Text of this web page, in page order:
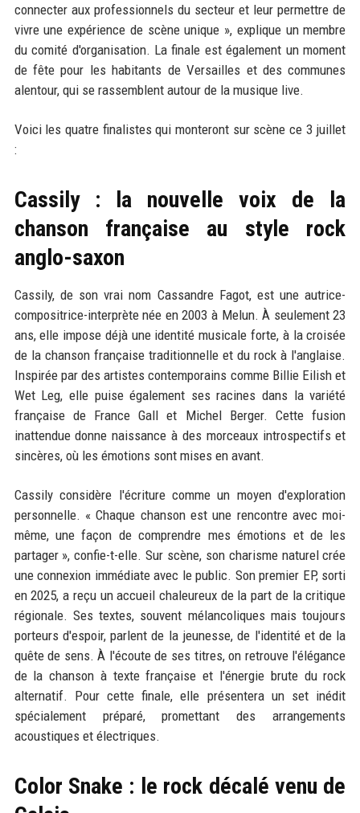
connecter aux professionnels du secteur et leur permettre de
vivre une expérience de scène unique », explique un membre
du comité d'organisation. La finale est également un moment
de fête pour les habitants de Versailles et des communes
alentour, qui se rassemblent autour de la musique live.
Voici les quatre finalistes qui monteront sur scène ce 3 juillet
:
Cassily : la nouvelle voix de la
chanson française au style rock
anglo-saxon
Cassily, de son vrai nom Cassandre Fagot, est une autrice-
compositrice-interprète née en 2003 à Melun. À seulement 23
ans, elle impose déjà une identité musicale forte, à la croisée
de la chanson française traditionnelle et du rock à l'anglaise.
Inspirée par des artistes contemporains comme Billie Eilish et
Wet Leg, elle puise également ses racines dans la variété
française de France Gall et Michel Berger. Cette fusion
inattendue donne naissance à des morceaux introspectifs et
sincères, où les émotions sont mises en avant.
Cassily considère l'écriture comme un moyen d'exploration
personnelle. « Chaque chanson est une rencontre avec moi-
même, une façon de comprendre mes émotions et de les
partager », confie-t-elle. Sur scène, son charisme naturel crée
une connexion immédiate avec le public. Son premier EP, sorti
en 2025, a reçu un accueil chaleureux de la part de la critique
régionale. Ses textes, souvent mélancoliques mais toujours
porteurs d'espoir, parlent de la jeunesse, de l'identité et de la
quête de sens. À l'écoute de ses titres, on retrouve l'élégance
de la chanson à texte française et l'énergie brute du rock
alternatif. Pour cette finale, elle présentera un set inédit
spécialement préparé, promettant des arrangements
acoustiques et électriques.
Color Snake : le rock décalé venu de